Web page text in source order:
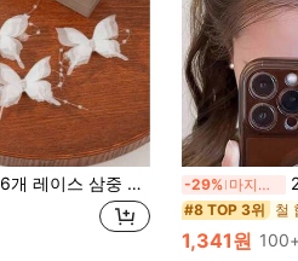
6개 레이스 삼중 레이어 크리스탈 진주 나비 헤어 클립, 일상 사용, 여름, 휴가, 여행, 축제, 생일에 적합 -29% 마지막 3일 2개 새
#8 TOP 3위
1,341원